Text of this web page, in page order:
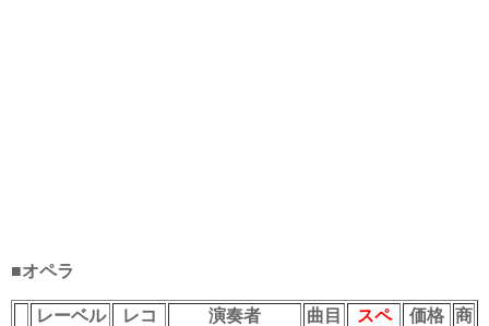
■オペラ
レーベル
レコ
演奏者 曲目
スペ
価格 商